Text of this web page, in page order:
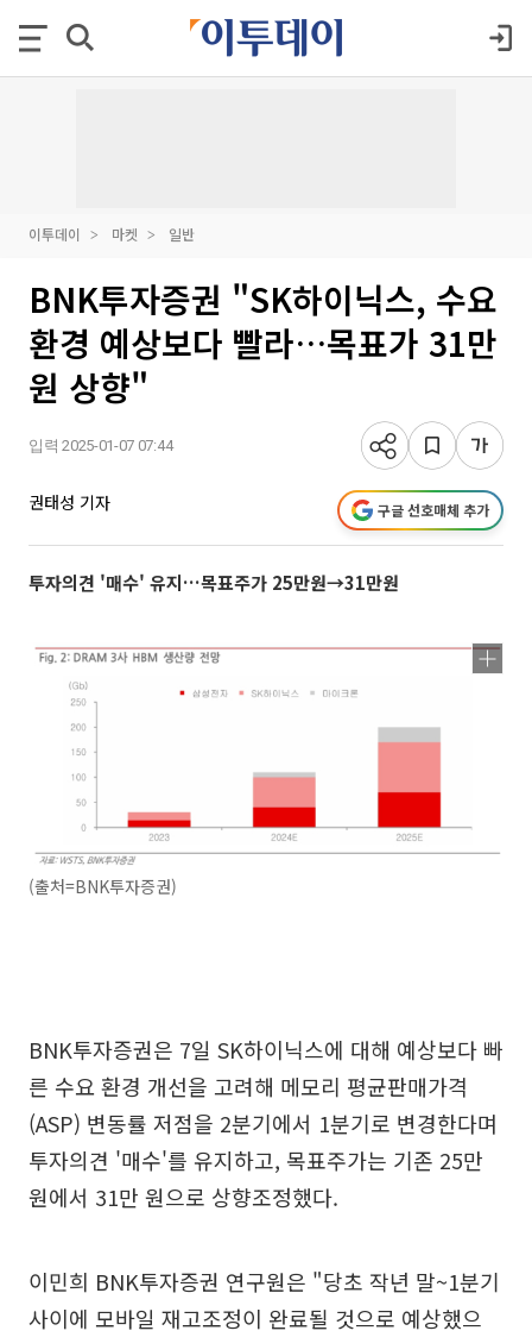
이투데이 마켓 일반
BNK투자증권 "SK하이닉스, 수요
환경 예상보다 빨라…목표가 31만
원 상향"
입력 2025-01-07 07:44
권태성 기자 구글 선호매체 추가
투자의견 '매수' 유지…목표주가 25만원→31만원
(출처=BNK투자증권)
BNK투자증권은 7일 SK하이닉스에 대해 예상보다 빠
른 수요 환경 개선을 고려해 메모리 평균판매가격
(ASP) 변동률 저점을 2분기에서 1분기로 변경한다며
투자의견 '매수'를 유지하고, 목표주가는 기존 25만
원에서 31만 원으로 상향조정했다.
이민희 BNK투자증권 연구원은 "당초 작년 말~1분기
사이에 모바일 재고조정이 완료될 것으로 예상했으